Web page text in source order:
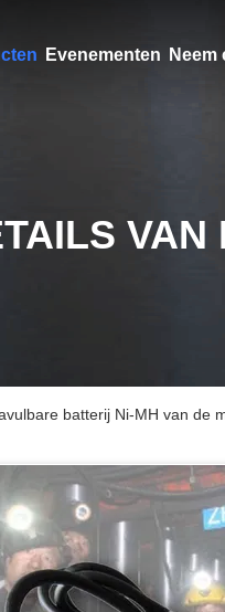
Evenementen Neem
VAN
batterij Ni-MH van de